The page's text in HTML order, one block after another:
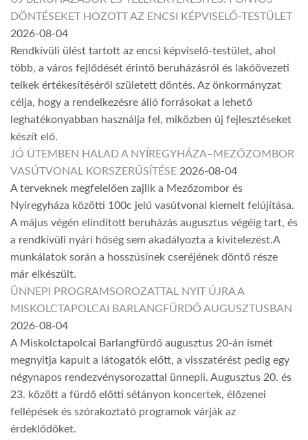
DÖNTÉSEKET HOZOTT AZ ENCSI KÉPVISELŐ-TESTÜLET
2026-08-04
Rendkívüli ülést tartott az encsi képviselő-testület, ahol
több, a város fejlődését érintő beruházásról és lakóövezeti
telkek értékesítéséről született döntés. Az önkormányzat
célja, hogy a rendelkezésre álló forrásokat a lehető
leghatékonyabban használja fel, miközben új fejlesztéseket
készít elő.
JÓ ÜTEMBEN HALAD A NYÍREGYHÁZA–MEZŐZOMBOR
VASÚTVONAL KORSZERŰSÍTÉSE 2026-08-04
A terveknek megfelelően zajlik a Mezőzombor és
Nyíregyháza közötti 100c jelű vasútvonal kiemelt felújítása.
A május végén elindított beruházás augusztus végéig tart, és
a rendkívüli nyári hőség sem akadályozta a kivitelezést.A
munkálatok során a hosszúsínek cseréjének döntő része
már elkészült.
ÜNNEPI PROGRAMSOROZATTAL NYIT ÚJRA A
MISKOLCTAPOLCAI BARLANGFÜRDŐ AUGUSZTUSBAN
2026-08-04
A Miskolctapolcai Barlangfürdő augusztus 20-án ismét
megnyitja kapuit a látogatók előtt, a visszatérést pedig egy
négynapos rendezvénysorozattal ünnepli. Augusztus 20. és
23. között a fürdő előtti sétányon koncertek, élőzenei
fellépések és szórakoztató programok várják az
érdeklődőket.